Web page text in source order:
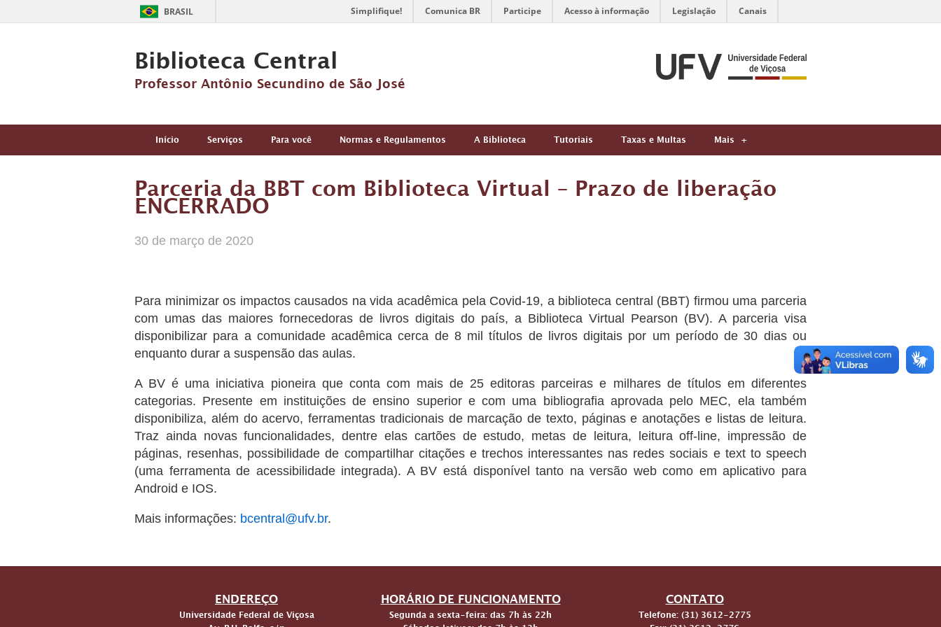
BRASIL Simplifique! Comunica BR Participe Acesso à informação Legislação Canais
Biblioteca Central
Professor Antônio Secundino de São José
Início Serviços Para você Normas e Regulamentos A Biblioteca Tutoriais Taxas e Multas Mais
Parceria da BBT com Biblioteca Virtual – Prazo de liberação
ENCERRADO
30 de março de 2020
Para minimizar os impactos causados na vida acadêmica pela Covid-19, a biblioteca central (BBT) firmou uma parceria
com umas das maiores fornecedoras de livros digitais do país, a Biblioteca Virtual Pearson (BV). A parceria visa
disponibilizar para a comunidade acadêmica cerca de 8 mil títulos de livros digitais por um período de 30 dias ou
enquanto durar a suspensão das aulas.
A BV é uma iniciativa pioneira que conta com mais de 25 editoras parceiras e milhares de títulos em diferentes
categorias. Presente em instituições de ensino superior e com uma bibliografia aprovada pelo MEC, ela também
disponibiliza, além do acervo, ferramentas tradicionais de marcação de texto, páginas e anotações e listas de leitura.
Traz ainda novas funcionalidades, dentre elas cartões de estudo, metas de leitura, leitura off-line, impressão de
páginas, resenhas, possibilidade de compartilhar citações e trechos interessantes nas redes sociais e text to speech
(uma ferramenta de acessibilidade integrada). A BV está disponível tanto na versão web como em aplicativo para
Android e IOS.
Mais informações: bcentral@ufv.br.
ENDEREÇO
Universidade Federal de Viçosa
HORÁRIO DE FUNCIONAMENTO
Segunda a sexta-feira: das 7h às 22h
CONTATO
Telefone: (31) 3612-2775